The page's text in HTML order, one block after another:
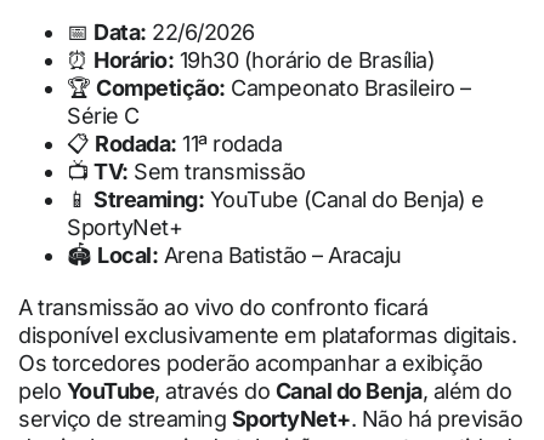
📅 Data: 22/6/2026
⏰ Horário: 19h30 (horário de Brasília)
🏆 Competição: Campeonato Brasileiro –
Série C
📋 Rodada: 11ª rodada
📺 TV: Sem transmissão
📱 Streaming: YouTube (Canal do Benja) e
SportyNet+
🏟 Local: Arena Batistão – Aracaju
A transmissão ao vivo do confronto ficará
disponível exclusivamente em plataformas digitais.
Os torcedores poderão acompanhar a exibição
pelo YouTube, através do Canal do Benja, além do
serviço de streaming SportyNet+. Não há previsão